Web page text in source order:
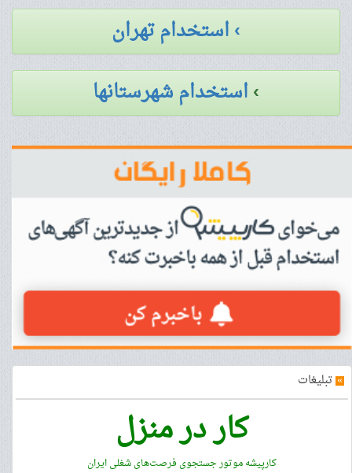
› استخدام تهران
›استخدام شهرستانها
» تبلیغات
کار در منزل
کارپیشه موتور جستجوی فرصت‌های شغلی ایران